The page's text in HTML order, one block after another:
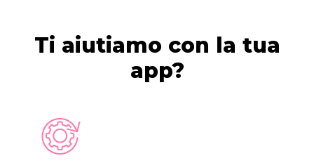
Ti aiutiamo con la tua
app?